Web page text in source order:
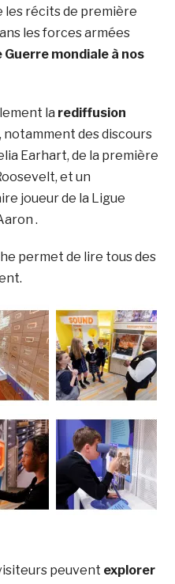
les récits de première
les forces armées
Guerre mondiale à nos
la rediffusion
notamment des discours
Earhart, de la première
et un
joueur de la Ligue
.
permet de lire tous des
peuvent explorer